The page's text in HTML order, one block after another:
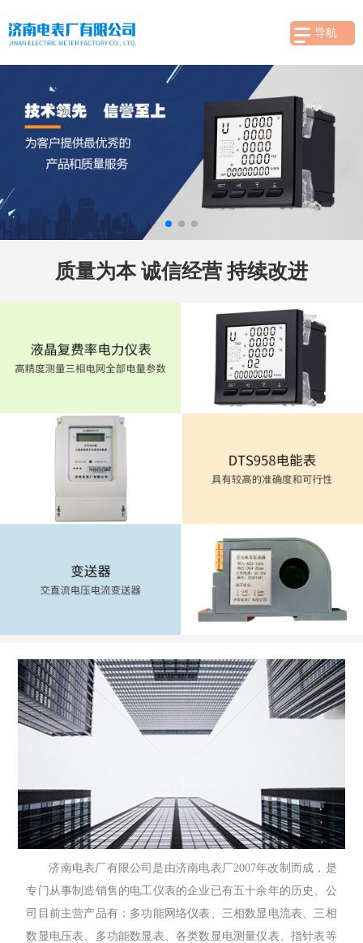
导航
质量为本 诚信经营 持续改进
济南电表厂有限公司是由济南电表厂2007年改制而成，是
专门从事制造销售的电工仪表的企业已有五十余年的历史。公
司目前主营产品有：多功能网络仪表、三相数显电流表、三相
数显电压表、多功能数显表、各类数显电测量仪表、指针表等